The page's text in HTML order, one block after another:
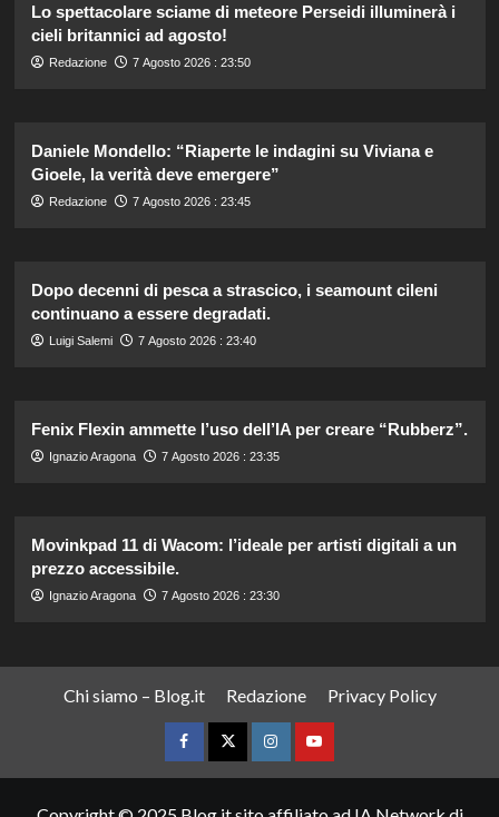
Lo spettacolare sciame di meteore Perseidi illuminerà i
cieli britannici ad agosto!
Redazione 7 Agosto 2026 : 23:50
Daniele Mondello: “Riaperte le indagini su Viviana e
Gioele, la verità deve emergere”
Redazione 7 Agosto 2026 : 23:45
Dopo decenni di pesca a strascico, i seamount cileni
continuano a essere degradati.
Luigi Salemi 7 Agosto 2026 : 23:40
Fenix Flexin ammette l’uso dell’IA per creare “Rubberz”.
Ignazio Aragona 7 Agosto 2026 : 23:35
Movinkpad 11 di Wacom: l’ideale per artisti digitali a un
prezzo accessibile.
Ignazio Aragona 7 Agosto 2026 : 23:30
Chi siamo – Blog.it Redazione Privacy Policy
FacebookTwitterInstagramYouTube